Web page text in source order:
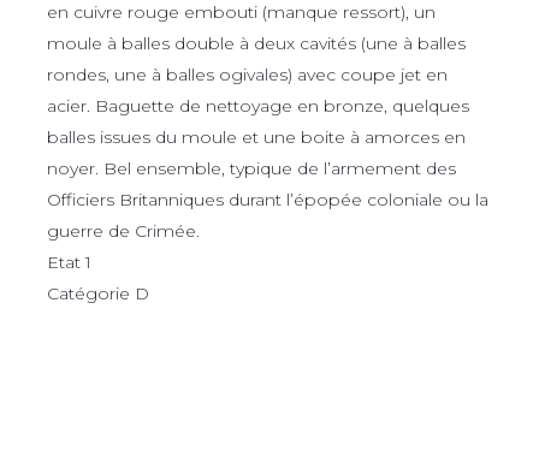
en cuivre rouge embouti (manque ressort), un
moule à balles double à deux cavités (une à balles
rondes, une à balles ogivales) avec coupe jet en
acier. Baguette de nettoyage en bronze, quelques
balles issues du moule et une boite à amorces en
noyer. Bel ensemble, typique de l’armement des
Officiers Britanniques durant l’épopée coloniale ou la
guerre de Crimée.
Etat 1
Catégorie D